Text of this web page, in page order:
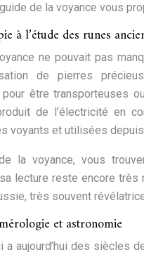
de la voyance vous
à l’étude des runes
ne pouvait pas
de pierres
être transporteuses
de l’électricité en
voyants et utilisées depuis
la voyance, vous
sa lecture reste encore
très souvent
et astronomie
a aujourd’hui des siècles